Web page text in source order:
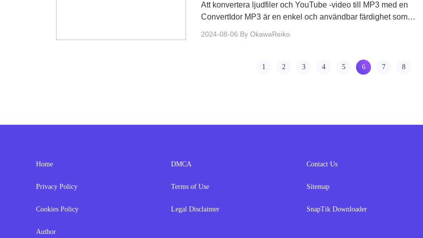
Att konvertera ljudfiler och YouTube -video till MP3 med en
ConvertIdor MP3 är en enkel och användbar färdighet som
2024-08-06 By OkawaReiko
1 2 3 4 5 6 7 8
Home
Privacy Policy
Cookies Policy
Author
DMCA
Terms of Use
Legal Disclaimer
Contact Us
Sitemap
SnapTik Downloader